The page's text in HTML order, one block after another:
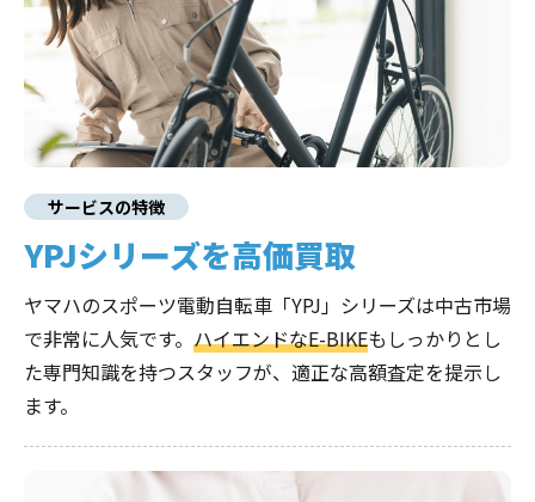
サービスの特徴
YPJシリーズを高価買取
ヤマハのスポーツ電動自転車「YPJ」シリーズは中古市場
で非常に人気です。 ハイエンドなE-BIKEもしっかりとし
た専門知識を持つスタッフが、適正な高額査定を提示し
ます。